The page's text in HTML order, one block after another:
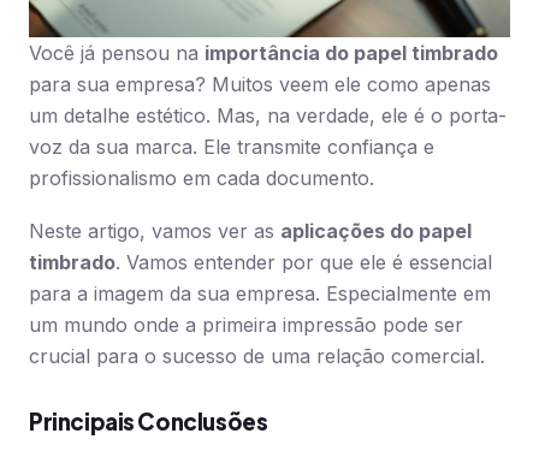
Você já pensou na importância do papel timbrado
para sua empresa? Muitos veem ele como apenas
um detalhe estético. Mas, na verdade, ele é o porta-
voz da sua marca. Ele transmite confiança e
profissionalismo em cada documento.
Neste artigo, vamos ver as aplicações do papel
timbrado. Vamos entender por que ele é essencial
para a imagem da sua empresa. Especialmente em
um mundo onde a primeira impressão pode ser
crucial para o sucesso de uma relação comercial.
Principais Conclusões